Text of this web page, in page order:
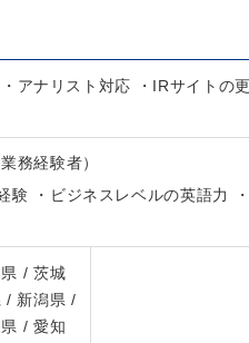
アナリスト対応 ・IRサイトの
務経験者）
験 ・ビジネスレベルの英語力
/ 茨城
/ 新潟県 /
/ 愛知